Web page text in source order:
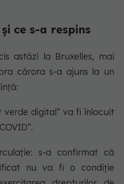
ce s-a respins
astăzi la Bruxelles, mai
cărora s-a ajuns la un
verde digital” va fi înlocuit
s-a confirmat că
nu va fi o condiție